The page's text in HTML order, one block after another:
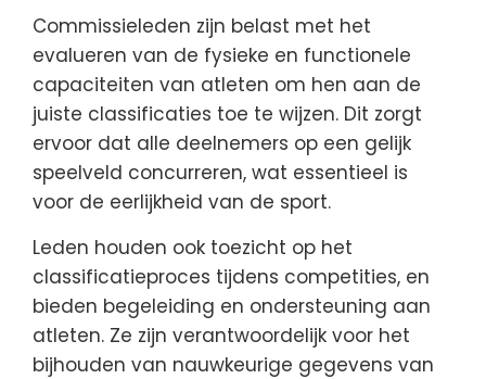
Commissieleden zijn belast met het
evalueren van de fysieke en functionele
capaciteiten van atleten om hen aan de
juiste classificaties toe te wijzen. Dit zorgt
ervoor dat alle deelnemers op een gelijk
speelveld concurreren, wat essentieel is
voor de eerlijkheid van de sport.
Leden houden ook toezicht op het
classificatieproces tijdens competities, en
bieden begeleiding en ondersteuning aan
atleten. Ze zijn verantwoordelijk voor het
bijhouden van nauwkeurige gegevens van